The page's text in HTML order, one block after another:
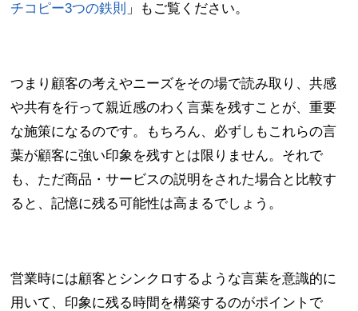
チコピー3つの鉄則 」もご覧ください。
つまり顧客の考えやニーズをその場で読み取り、共感
や共有を行って親近感のわく言葉を残すことが、重要
な施策になるのです。もちろん、必ずしもこれらの言
葉が顧客に強い印象を残すとは限りません。それで
も、ただ商品・サービスの説明をされた場合と比較す
ると、記憶に残る可能性は高まるでしょう。
営業時には顧客とシンクロするような言葉を意識的に
用いて、印象に残る時間を構築するのがポイントで